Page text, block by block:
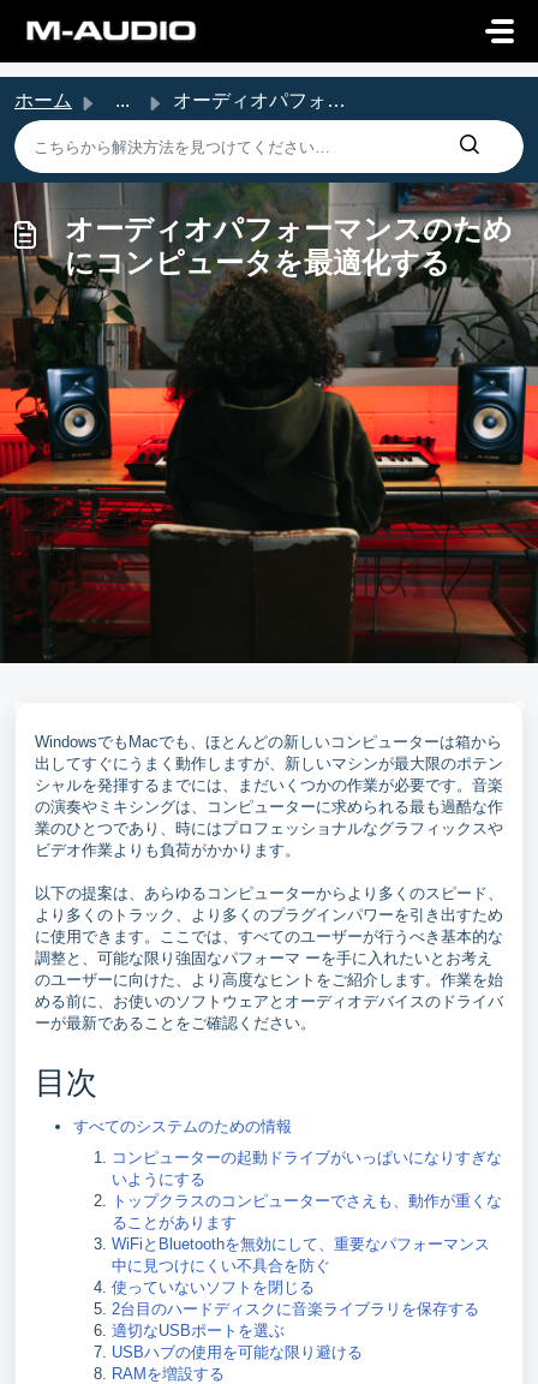
ホーム ... オーディオパフォーマンスのためにコンピュータを最適化する
オーディオパフォーマンスのため
にコンピュータを最適化する
WindowsでもMacでも、ほとんどの新しいコンピューターは箱から
出してすぐにうまく動作しますが、新しいマシンが最大限のポテン
シャルを発揮するまでには、まだいくつかの作業が必要です。音楽
の演奏やミキシングは、コンピューターに求められる最も過酷な作
業のひとつであり、時にはプロフェッショナルなグラフィックスや
ビデオ作業よりも負荷がかかります。
以下の提案は、あらゆるコンピューターからより多くのスピード、
より多くのトラック、より多くのプラグインパワーを引き出すため
に使用できます。ここでは、すべてのユーザーが行うべき基本的な
調整と、可能な限り強固なパフォーマ ーを手に入れたいとお考え
のユーザーに向けた、より高度なヒントをご紹介します。作業を始
める前に、お使いのソフトウェアとオーディオデバイスのドライバ
ーが最新であることをご確認ください。
目次
すべてのシステムのための情報
コンピューターの起動ドライブがいっぱいになりすぎな
いようにする
トップクラスのコンピューターでさえも、動作が重くな
ることがあります
WiFiとBluetoothを無効にして、重要なパフォーマンス
中に見つけにくい不具合を防ぐ
使っていないソフトを閉じる
2台目のハードディスクに音楽ライブラリを保存する
適切なUSBポートを選ぶ
USBハブの使用を可能な限り避ける
RAMを増設する